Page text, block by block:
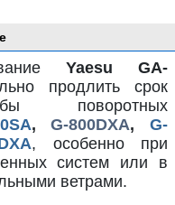
Yaesu GA-
продлить срок
поворотных
,G-800DXA, G-
, особенно при
систем или в
ветрами.